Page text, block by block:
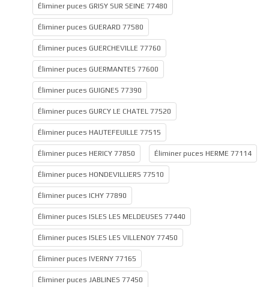
Éliminer puces GRISY SUR SEINE 77480
Éliminer puces GUERARD 77580
Éliminer puces GUERCHEVILLE 77760
Éliminer puces GUERMANTES 77600
Éliminer puces GUIGNES 77390
Éliminer puces GURCY LE CHATEL 77520
Éliminer puces HAUTEFEUILLE 77515
Éliminer puces HERICY 77850 Éliminer puces HERME 77114
Éliminer puces HONDEVILLIERS 77510
Éliminer puces ICHY 77890
Éliminer puces ISLES LES MELDEUSES 77440
Éliminer puces ISLES LES VILLENOY 77450
Éliminer puces IVERNY 77165
Éliminer puces JABLINES 77450